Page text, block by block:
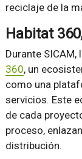
reciclaje de la
Habitat
Durante
360, un
como una
servicios. Este
de cada
proceso,
distribución.